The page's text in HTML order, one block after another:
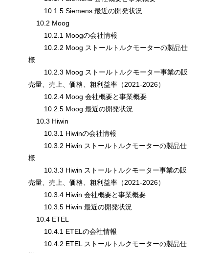
        10.1.5 Siemens 最近の開発状況
    10.2 Moog
        10.2.1 Moogの会社情報
様
売量、売上、価格、粗利益率（2021-2026）
        10.2.4 Moog 会社概要と事業概要
        10.2.5 Moog 最近の開発状況
    10.3 Hiwin
        10.3.1 Hiwinの会社情報
様
売量、売上、価格、粗利益率（2021-2026）
        10.3.4 Hiwin 会社概要と事業概要
        10.3.5 Hiwin 最近の開発状況
    10.4 ETEL
        10.4.1 ETELの会社情報